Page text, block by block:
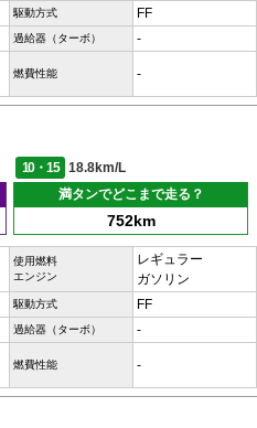
駆動方式 FF
過給器（ターボ） -
燃費性能 -
10・15
18.8km/L
満タンでどこまで走る？
752km
使用燃料
エンジン
レギュラー
ガソリン
駆動方式 FF
過給器（ターボ） -
燃費性能 -